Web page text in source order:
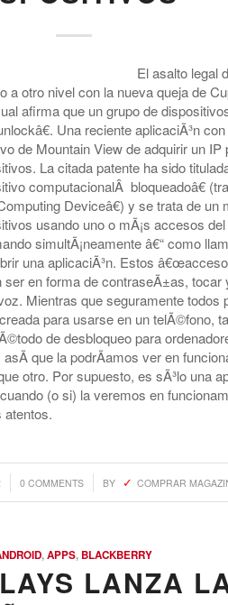
El asalto legal
a otro nivel con la nueva queja de
afirma que un grupo de
Una reciente aplicaciÃ³n
de Mountain View de adquirir un IP
La citada patente ha sido
computacionalÂ bloqueadoâ€
Deviceâ€) y se trata de un
usando uno o mÃ¡s accesos
simultÃ¡neamente â€“ como
una aplicaciÃ³n. Estos
ser en forma de contraseÃ±as, tocar
Mientras que seguramente todos
para usarse en un telÃ©fono,
de desbloqueo para
que la podrÃ­amos ver en
otro. Por supuesto, es sÃ³lo una
(o si) la veremos en
atentos.
0 COMMENTS
/ BY COMPRAR
,APPS, BLACKBERRY
LANZA